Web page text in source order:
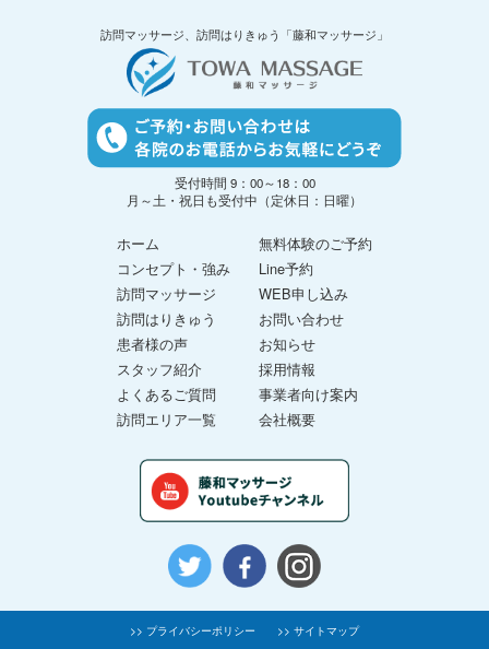
訪問マッサージ、訪問はりきゅう「藤和マッサージ」
受付時間 9：00～18：00
月～土・祝日も受付中（定休日：日曜）
ホーム
コンセプト・強み
訪問マッサージ
訪問はりきゅう
患者様の声
スタッフ紹介
よくあるご質問
訪問エリア一覧
無料体験のご予約
Line予約
WEB申し込み
お問い合わせ
お知らせ
採用情報
事業者向け案内
会社概要
>> プライバシーポリシー >> サイトマップ